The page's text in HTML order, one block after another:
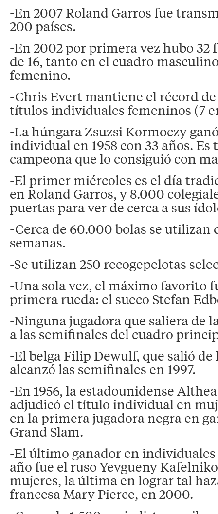
-En 2007 Roland Garros fue
200 países.
-En 2002 por primera vez hubo 32
de 16, tanto en el cuadro
femenino.
-Chris Evert mantiene el récord
títulos individuales femeninos (7
-La húngara Zsuzsi Kormoczy
individual en 1958 con 33 años. Es
campeona que lo consiguió con
-El primer miércoles es el día
en Roland Garros, y 8.000
puertas para ver de cerca a sus
-Cerca de 60.000 bolas se utilizan
semanas.
-Se utilizan 250 recogepelotas
-Una sola vez, el máximo favorito
primera rueda: el sueco Stefan
-Ninguna jugadora que saliera de
a las semifinales del cuadro
-El belga Filip Dewulf, que salió de
alcanzó las semifinales en 1997.
-En 1956, la estadounidense
adjudicó el título individual en
en la primera jugadora negra en
Grand Slam.
-El último ganador en
año fue el ruso Yevgueny
mujeres, la última en lograr tal
francesa Mary Pierce, en 2000.